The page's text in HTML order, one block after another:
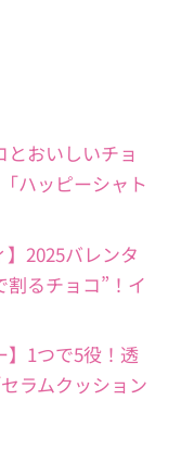
おいしいチョ
ハッピーシャト
2025バレンタ
るチョコ”！イ
】1つで5役！透
ラムクッション